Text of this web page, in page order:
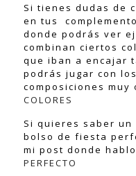
Si tienes dudas de
en tus
donde podrás ver
combinan ciertos
que iban a encajar
podrás jugar con
composiciones
COLORES
Si quieres saber
bolso de fiesta
mi post donde
PERFECTO